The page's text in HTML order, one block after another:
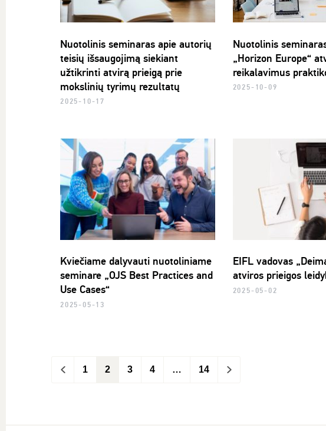
Nuotolinis seminaras apie autorių
teisių išsaugojimą siekiant
užtikrinti atvirą prieigą prie
mokslinių tyrimų rezultatų
2025-10-17
Nuotolinis
„Horizon Europe“
reikalavimus
2025-10-09
Kviečiame dalyvauti nuotoliniame
seminare „OJS Best Practices and
Use Cases“
2025-05-13
EIFL vadovas
atviros prieigos
2025-05-02
< 1 2 3 4 … 14 >